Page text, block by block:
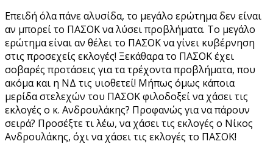
Επειδή όλα πάνε αλυσίδα, το μεγάλο ερώτημα δεν είναι
αν μπορεί το ΠΑΣΟΚ να λύσει προβλήματα. Το μεγάλο
ερώτημα είναι αν θέλει το ΠΑΣΟΚ να γίνει κυβέρνηση
στις προσεχείς εκλογές! Ξεκάθαρα το ΠΑΣΟΚ έχει
σοβαρές προτάσεις για τα τρέχοντα προβλήματα, που
ακόμα και η ΝΔ τις υιοθετεί! Μήπως όμως κάποια
μερίδα στελεχών του ΠΑΣΟΚ φιλοδοξεί να χάσει τις
εκλογές ο κ. Ανδρουλάκης? Προφανώς για να πάρουν
σειρά? Προσέξτε τι λέω, να χάσει τις εκλογές ο Νίκος
Ανδρουλάκης, όχι να χάσει τις εκλογές το ΠΑΣΟΚ!